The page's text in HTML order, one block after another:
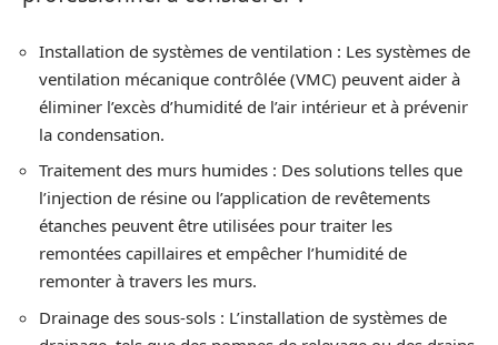
Installation de systèmes de ventilation : Les systèmes de
ventilation mécanique contrôlée (VMC) peuvent aider à
éliminer l’excès d’humidité de l’air intérieur et à prévenir
la condensation.
Traitement des murs humides : Des solutions telles que
l’injection de résine ou l’application de revêtements
étanches peuvent être utilisées pour traiter les
remontées capillaires et empêcher l’humidité de
remonter à travers les murs.
Drainage des sous-sols : L’installation de systèmes de